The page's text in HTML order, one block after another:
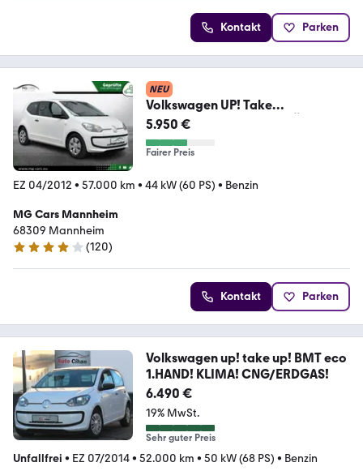
Kontakt Parken
NEU
Volkswagen UP! Take
up!~57TKM~Garantie~TÜV
Neu~Top!
5.950 €
Fairer Preis
EZ 04/2012 • 57.000 km • 44 kW (60 PS) • Benzin
MG Cars Mannheim
68309 Mannheim
4 Sterne
(120)
Kontakt Parken
Volkswagen up! take up! BMT eco
1.HAND! KLIMA! CNG/ERDGAS!
6.490 €
19% MwSt.
Sehr guter Preis
Unfallfrei • EZ 07/2014• 52.000 km • 50 kW (68 PS) • Benzin